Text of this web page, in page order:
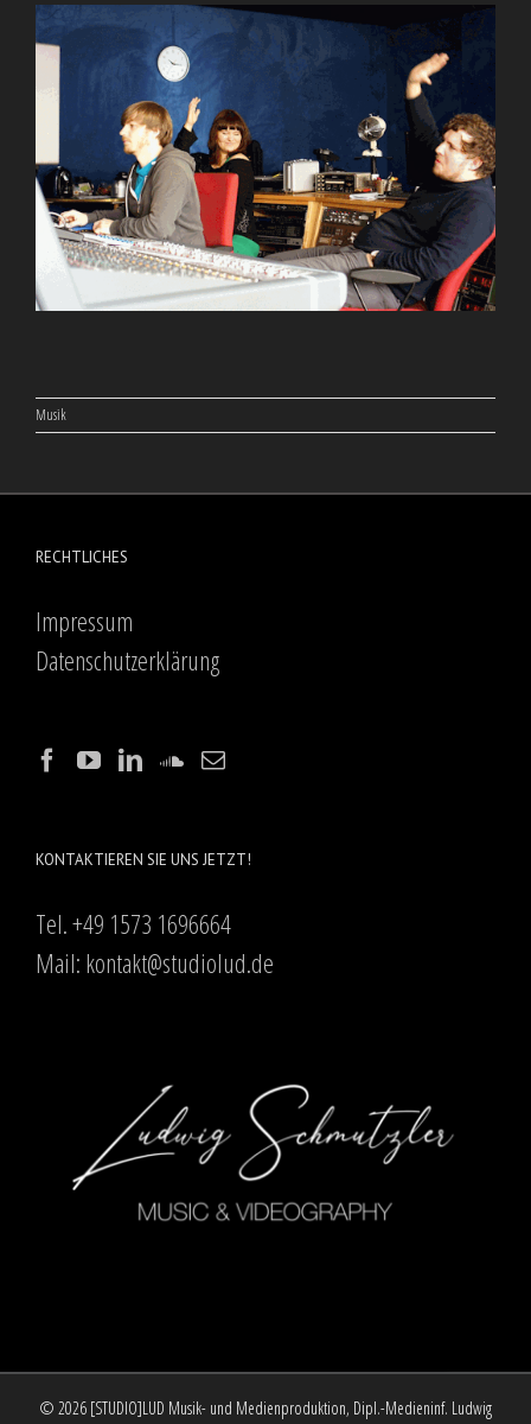
Musik
RECHTLICHES
Impressum
Datenschutzerklärung
KONTAKTIEREN SIE UNS JETZT!
Tel. +49 1573 1696664
Mail: kontakt@studiolud.de
© 2026 [STUDIO]LUD Musik- und Medienproduktion, Dipl.-Medieninf. Ludwig